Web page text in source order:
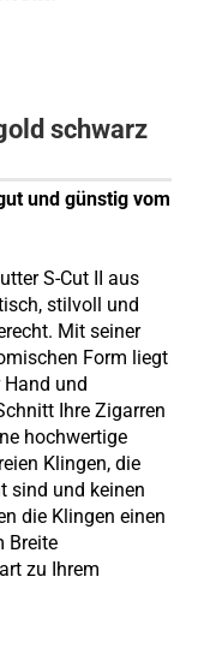
schwarz
und günstig vom
S-Cut II aus
stilvoll und
Mit seiner
Form liegt
und
Ihre Zigarren
hochwertige
Klingen, die
sind und keinen
die Klingen einen
Breite
zu Ihrem